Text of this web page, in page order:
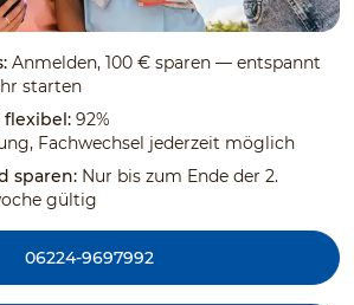
Anmelden, 100 € sparen — entspannt
starten
92%
Fachwechsel jederzeit möglich
sparen: Nur bis zum Ende der 2.
gültig
06224-9697992